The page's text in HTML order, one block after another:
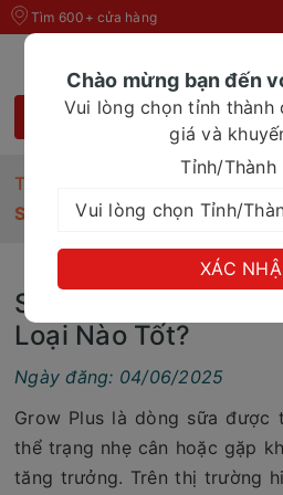
Tìm 600+ cửa hàng
Trang chủ
Sữa Grow Plus Vinamilk vs
Sữa Grow Plus
Loại Nào Tốt?
Ngày đăng: 04/06/2025
Grow Plus là dòng sữa
thể trạng nhẹ cân hoặc gặp
tăng trưởng. Trên thị trường
Chào mừng bạn đến
Vui lòng chọn tỉnh thành
giá và
Tỉnh/Thành
XÁC